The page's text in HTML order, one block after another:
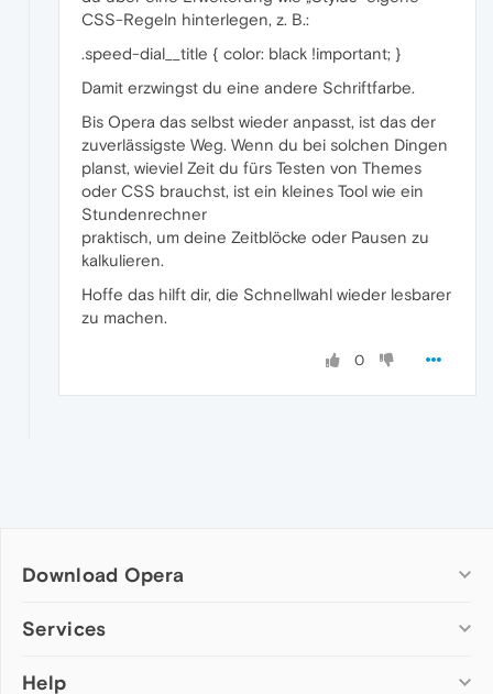
CSS-Regeln hinterlegen, z. B.:
.speed-dial__title { color: black !important; }
Damit erzwingst du eine andere Schriftfarbe.
Bis Opera das selbst wieder anpasst, ist das der
zuverlässigste Weg. Wenn du bei solchen Dingen
planst, wieviel Zeit du fürs Testen von Themes
oder CSS brauchst, ist ein kleines Tool wie ein
Stundenrechner
praktisch, um deine Zeitblöcke oder Pausen zu
kalkulieren.
Hoffe das hilft dir, die Schnellwahl wieder lesbarer
zu machen.
0
Download Opera
Computer browsers
Opera for Mac
Services
Add-ons
Help